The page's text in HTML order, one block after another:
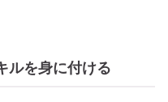
ルを身に付ける